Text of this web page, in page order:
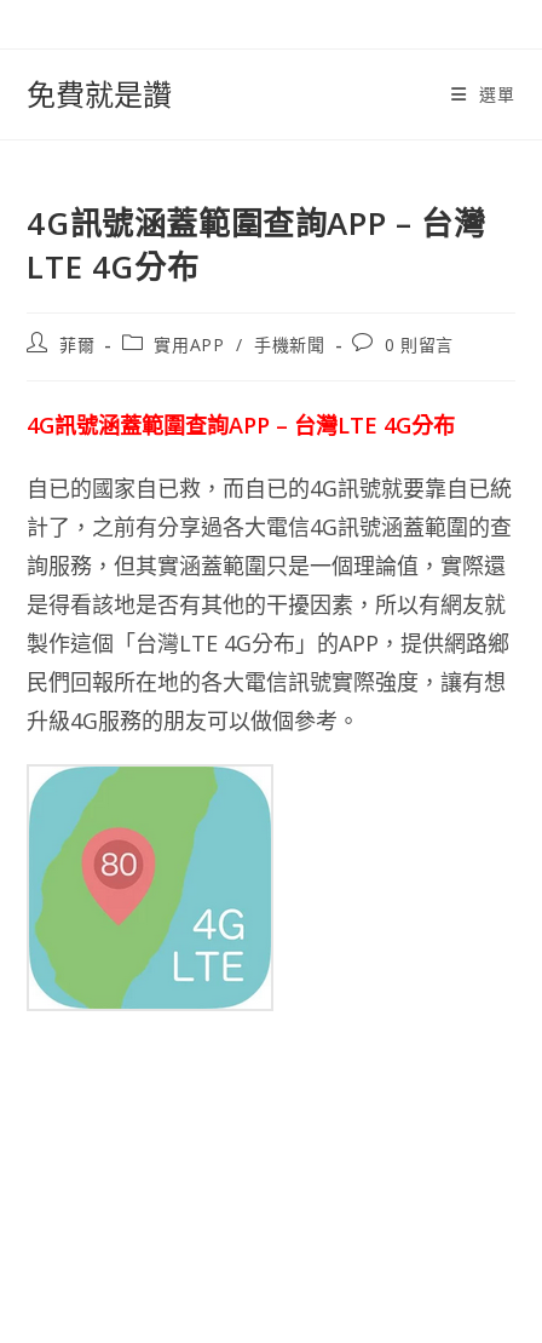
免費就是讚 選單
4G訊號涵蓋範圍查詢APP – 台灣
LTE 4G分布
文
菲爾
文
別:
實用APP / 手機新聞
文
0 則留言
4G訊號涵蓋範圍查詢APP – 台灣LTE 4G分布
自已的國家自已救，而自已的4G訊號就要靠自已統
計了，之前有分享過各大電信4G訊號涵蓋範圍的查
詢服務，但其實涵蓋範圍只是一個理論值，實際還
是得看該地是否有其他的干擾因素，所以有網友就
製作這個「台灣LTE 4G分布」的APP，提供網路鄉
民們回報所在地的各大電信訊號實際強度，讓有想
升級4G服務的朋友可以做個參考。